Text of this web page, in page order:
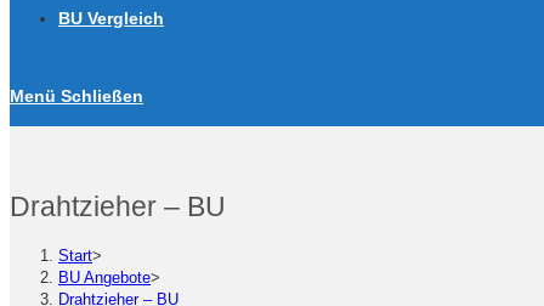
BU Vergleich
Menü Schließen
Drahtzieher – BU
Start>
BU Angebote>
Drahtzieher – BU